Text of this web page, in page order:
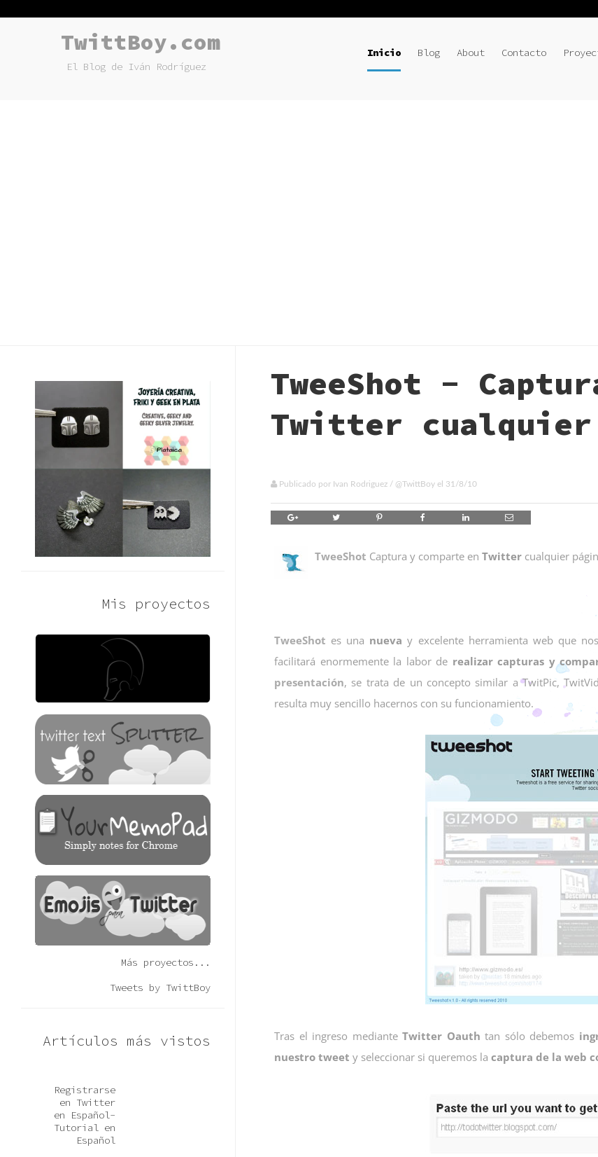
TwittBoy.com
El Blog de Iván Rodríguez
Inicio Blog About Contacto
TweeShot -
Twitter cualquier
Publicado por Ivan Rodriguez / @TwittBoy el 31/8/10
TweeShot Captura y comparte en Twitter cualquier
TweeShot es una nueva y excelente herramienta web que
facilitará enormemente la labor de realizar capturas y
presentación, se trata de un concepto similar a TwitPic,
resulta muy sencillo hacernos con su funcionamiento.
Tras el ingreso mediante Twitter Oauth tan sólo debemos
nuestro tweet y seleccionar si queremos la captura de la web
Mis proyectos
Más proyectos...
Tweets by TwittBoy
Artículos más vistos
Registrarse
en Twitter
en Español-
Tutorial en
Español